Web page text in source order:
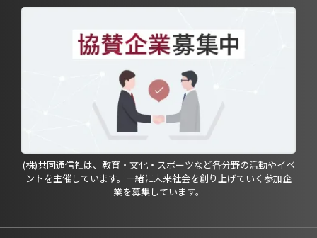
(株)共同通信社は、教育・文化・スポーツなど各分野の活動やイベ
ントを主催しています。一緒に未来社会を創り上げていく参加企
業を募集しています。